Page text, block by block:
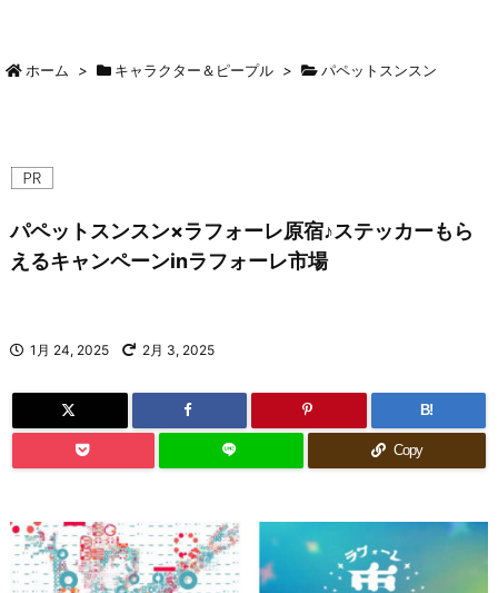
ホーム > キャラクター＆ピープル > パペットスンスン
パペットスンスン×ラフォーレ原宿♪ステッカーもら
えるキャンペーンinラフォーレ市場
1月 24, 2025 2月 3, 2025
B!
Copy